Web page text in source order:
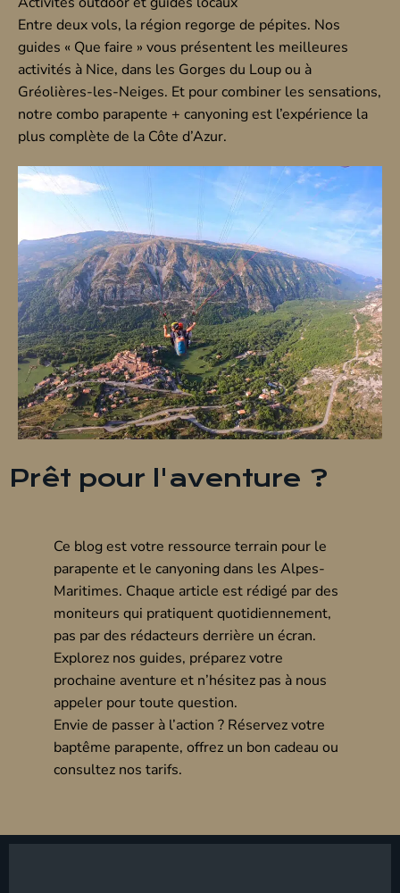
Entre deux vols, la région regorge de pépites. Nos
guides « Que faire » vous présentent les meilleures
activités à Nice, dans les Gorges du Loupou à
Gréolières-les-Neiges. Et pour combiner les sensations,
notre combo parapente + canyoningest l’expérience la
plus complète de la Côte d’Azur.
Prêt pour l'aventure ?
Ce blog est votre ressource terrain pour le
parapente et le canyoning dans les Alpes-
Maritimes. Chaque article est rédigé par des
moniteurs qui pratiquent quotidiennement,
pas par des rédacteurs derrière un écran.
Explorez nos guides, préparez votre
prochaine aventure et n’hésitez pas à nous
appeler pour toute question.
Envie de passer à l’action ? Réservez votre
baptême parapente, offrez un bon cadeau ou
consultez nos tarifs.